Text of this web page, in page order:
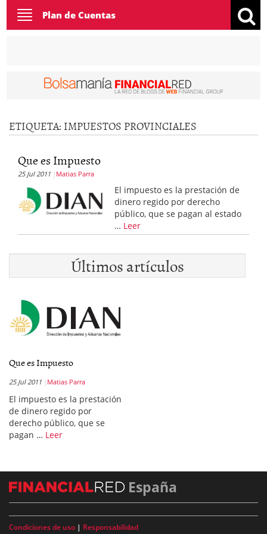
Toggle
navigation
Plan de Cuentas
ETIQUETA: IMPUESTOS PROVINCIALES
Que es Impuesto
25 Jul 2011 Matias Parra
El impuesto es la prestación de
dinero regido por derecho
público, que se pagan al estado
… Leer
Últimos artículos
Que es Impuesto
25 Jul 2011 Matias Parra
El impuesto es la prestación
de dinero regido por
derecho público, que se
pagan … Leer
España
Condiciones de uso | Responsabilidad